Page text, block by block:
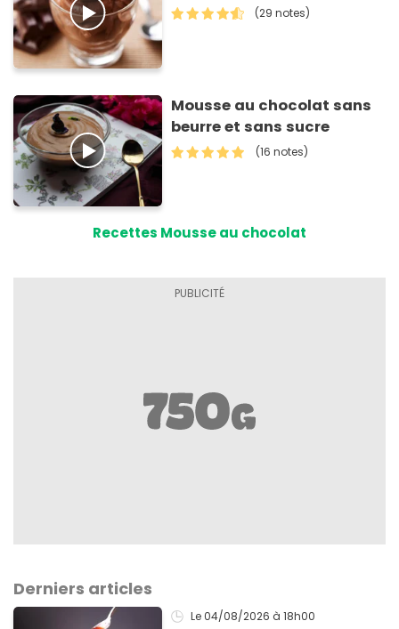
(29 notes)
Mousse au chocolat sans
beurre et sans sucre
(16 notes)
Recettes Mousse au chocolat
Derniers articles
Le 04/08/2026 à 18h00